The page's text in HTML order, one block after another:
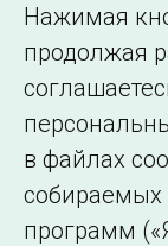
Нажимая
продолжая
в файлах
собираемых
программ